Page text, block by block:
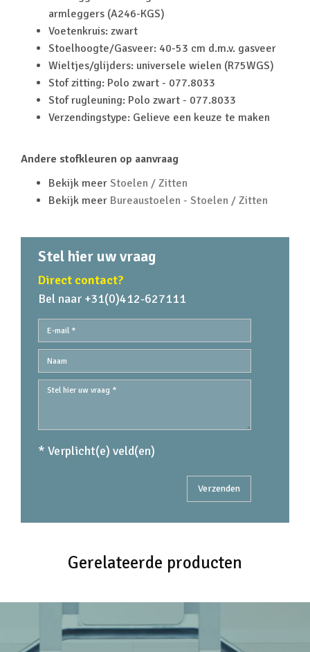
armleggers (A246-KGS)
Voetenkruis: zwart
Stoelhoogte/Gasveer: 40-53 cm d.m.v. gasveer
Wieltjes/glijders: universele wielen (R75WGS)
Stof zitting: Polo zwart - 077.8033
Stof rugleuning: Polo zwart - 077.8033
Verzendingstype: Gelieve een keuze te maken
Andere stofkleuren op aanvraag
Bekijk meer Stoelen / Zitten
Bekijk meer Bureaustoelen - Stoelen / Zitten
Stel hier uw vraag
Direct contact?
Bel naar +31(0)412-627111
* Verplicht(e) veld(en)
Gerelateerde producten